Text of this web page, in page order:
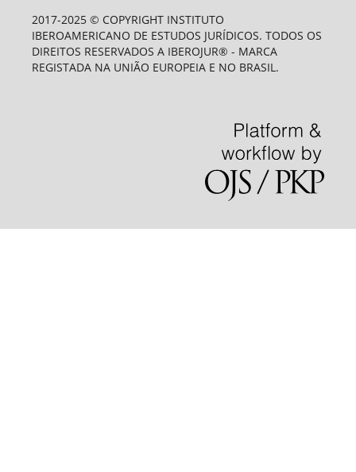
2017-2025 © COPYRIGHT INSTITUTO
IBEROAMERICANO DE ESTUDOS JURÍDICOS. TODOS OS
DIREITOS RESERVADOS A IBEROJUR® - MARCA
REGISTADA NA UNIÃO EUROPEIA E NO BRASIL.